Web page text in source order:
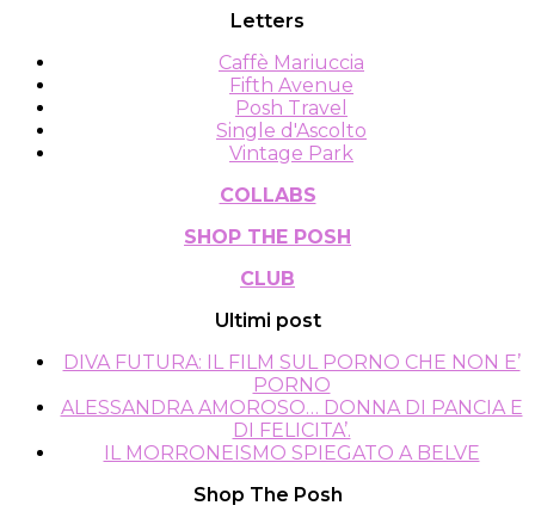
Letters
Caffè Mariuccia
Fifth Avenue
Posh Travel
Single d'Ascolto
Vintage Park
COLLABS
SHOP THE POSH
CLUB
Ultimi post
DIVA FUTURA: IL FILM SUL PORNO CHE NON E’
PORNO
ALESSANDRA AMOROSO… DONNA DI PANCIA E
DI FELICITA’.
IL MORRONEISMO SPIEGATO A BELVE
Shop The Posh